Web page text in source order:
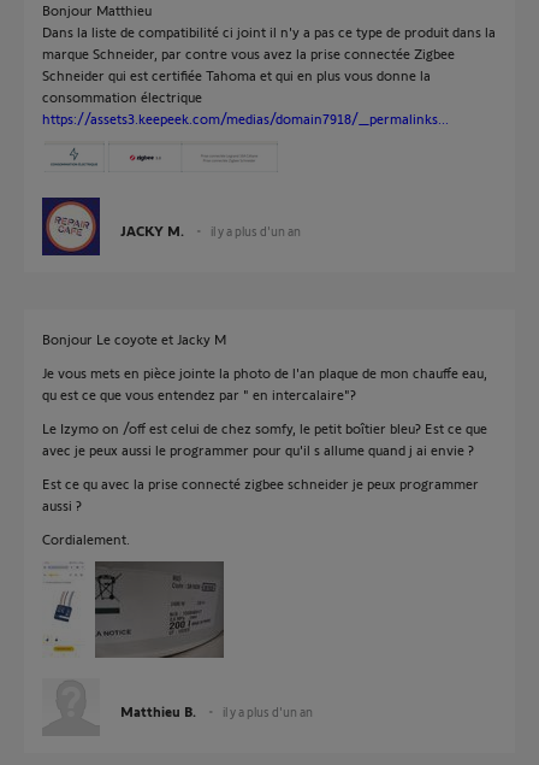
Bonjour Matthieu
Dans la liste de compatibilité ci joint il n'y a pas ce type de produit dans la
marque Schneider, par contre vous avez la prise connectée Zigbee
Schneider qui est certifiée Tahoma et qui en plus vous donne la
consommation électrique
https://assets3.keepeek.com/medias/domain7918/_permalinks...
JACKY M. il y a plus d'un an
Bonjour Le coyote et Jacky M
Je vous mets en pièce jointe la photo de l'an plaque de mon chauffe eau,
qu est ce que vous entendez par " en intercalaire"?
Le Izymo on /off est celui de chez somfy, le petit boîtier bleu? Est ce que
avec je peux aussi le programmer pour qu'il s allume quand j ai envie ?
Est ce qu avec la prise connecté zigbee schneider je peux programmer
aussi ?
Cordialement.
Matthieu B. il y a plus d'un an